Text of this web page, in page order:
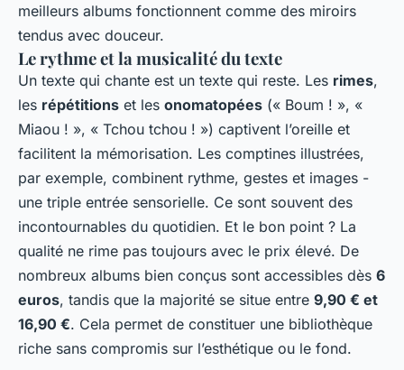
meilleurs albums fonctionnent comme des miroirs
tendus avec douceur.
Le rythme et la musicalité du texte
Un texte qui chante est un texte qui reste. Les rimes,
les répétitions et les onomatopées (« Boum ! », «
Miaou ! », « Tchou tchou ! ») captivent l’oreille et
facilitent la mémorisation. Les comptines illustrées,
par exemple, combinent rythme, gestes et images -
une triple entrée sensorielle. Ce sont souvent des
incontournables du quotidien. Et le bon point ? La
qualité ne rime pas toujours avec le prix élevé. De
nombreux albums bien conçus sont accessibles dès 6
euros, tandis que la majorité se situe entre 9,90 € et
16,90 €. Cela permet de constituer une bibliothèque
riche sans compromis sur l’esthétique ou le fond.